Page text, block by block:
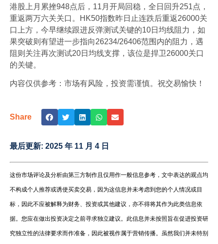
港股上月累挫948点后，11月开局回稳，全日回升251点，
重返两万六关关口。HK50指数昨日止连跌后重返26000关
口上方，今早继续跟进反弹测试关键的10日均线阻力，如
果突破则有望进一步指向26234/26406范围内的阻力，遇
阻则关注再次测试20日均线支撑，该位是捍卫26000关口
的关键。
内容仅供参考：市场有风险，投资需谨慎。祝交易愉快！
Share
最后更新: 2025 年 11 月 4 日
这份市场评论及分析由第三方制作且仅用作一般信息参考，文中表达的观点均
不构成个人推荐或诱使买卖交易，因为这信息并未考虑到您的个人情况或目
标，因此不应被解释为财务、投资或其他建议，亦不得将其作为此类信息依
据。您应在做出投资决定之前寻求独立建议。此信息并未按照旨在促进投资研
究独立性的法律要求而作准备，因此被视作属于营销传播。虽然我们并未特别